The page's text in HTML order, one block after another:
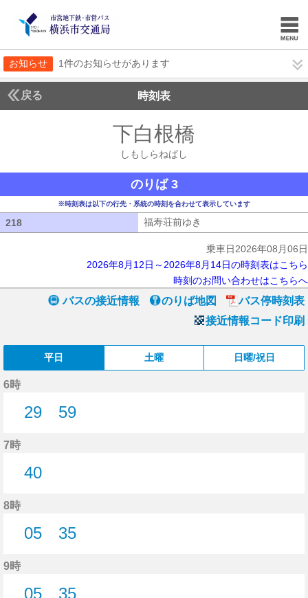
お知らせ 1件のお知らせがあります
戻る 時刻表
下白根橋
しもしらねばし
のりば 3
※時刻表は以下の行先・系統の時刻を合わせて表示しています
218 福寿荘前ゆき
乗車日2026年08月06日
2026年8月12日～2026年8月14日の時刻表はこちら
時刻のお問い合わせはこちらへ
バスの接近情報 のりば地図
バス停時刻表
接近情報コード印刷
平日 土曜 日曜/祝日
6時
29
59
7時
40
8時
05
35
9時
05
35